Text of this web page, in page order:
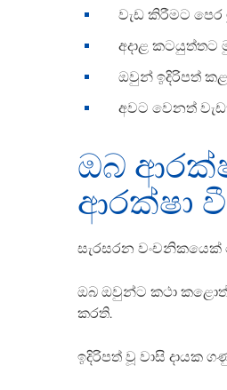
වැඩ කිරීමට පෙර
අදාළ කටයුත්තට
ඔවුන් ඉදිරිපත්
අවට වෙනත්
ඔබ
ආරක්ෂා
සැරසරන
ඔබ ඔවුන්ට කථා
කරති.
ඉදිරිපත් වූ වාසි දායක